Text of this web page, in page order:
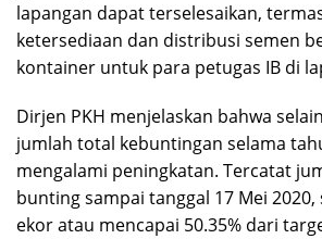
lapangan dapat terselesaikan,
ketersediaan dan distribusi semen
kontainer untuk para petugas IB di
Dirjen PKH menjelaskan bahwa
jumlah total kebuntingan selama
mengalami peningkatan. Tercatat
bunting sampai tanggal 17 Mei 2020,
ekor atau mencapai 50.35% dari